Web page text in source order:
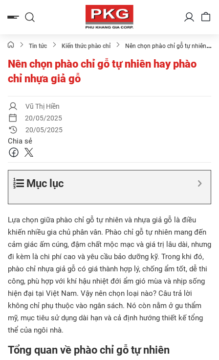
qua
Tin tức Kiến thức phào chỉ
Nên chọn phào chỉ gỗ tự nhiên
Nên chọn phào chỉ gỗ tự nhiên hay phào
chỉ nhựa giả gỗ
Vũ Thị Hiền
20/05/2025
20/05/2025
Chia sẻ
Mục lục
Lựa chọn giữa phào chỉ gỗ tự nhiên và nhựa giả gỗ là điều
khiến nhiều gia chủ phân vân. Phào chỉ gỗ tự nhiên mang đến
cảm giác ấm cúng, đậm chất mộc mạc và giá trị lâu dài, nhưng
đi kèm là chi phí cao và yêu cầu bảo dưỡng kỹ. Trong khi đó,
phào chỉ nhựa giả gỗ có giá thành hợp lý, chống ẩm tốt, dễ thi
công, phù hợp với khí hậu nhiệt đới ẩm gió mùa và nhịp sống
hiện đại tại Việt Nam. Vậy nên chọn loại nào? Câu trả lời
không chỉ phụ thuộc vào ngân sách. Nó còn nằm ở gu thẩm
mỹ, mục tiêu sử dụng dài hạn và cả định hướng thiết kế tổng
thể của ngôi nhà.
Tổng quan về phào chỉ gỗ tự nhiên